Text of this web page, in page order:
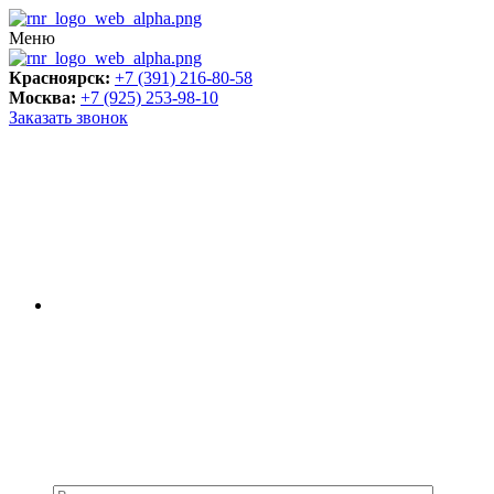
Меню
Красноярск: +7 (391) 216-80-58
Москва: +7 (925) 253-98-10
Заказать звонок